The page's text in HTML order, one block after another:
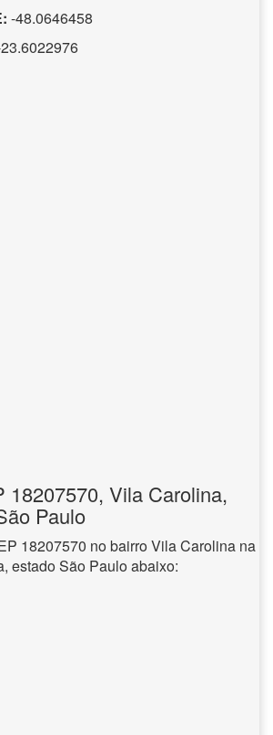
-48.0646458
18207570, Vila Carolina,
Paulo
18207570 no bairro Vila Carolina na
estado São Paulo abaixo: